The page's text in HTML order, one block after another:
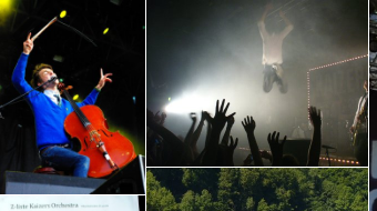
An
Pharma
NL